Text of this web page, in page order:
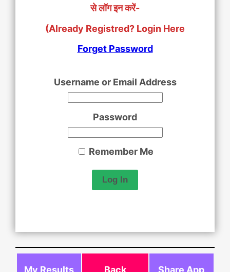
से लॉग इन करें-
(Already Registred? Login Here
Forget Password
Username or Email Address
Password
Remember Me
My Results Back Share App